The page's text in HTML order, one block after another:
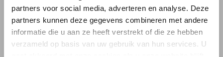
partners voor social media, adverteren en analyse. Deze
partners kunnen deze gegevens combineren met andere
informatie die u aan ze heeft verstrekt of die ze hebben
verzameld op basis van uw gebruik van hun services. U
Bouwlogistiek
Autolaadkranen
Drones
Saan Museum
Overig (vul hieronder in)